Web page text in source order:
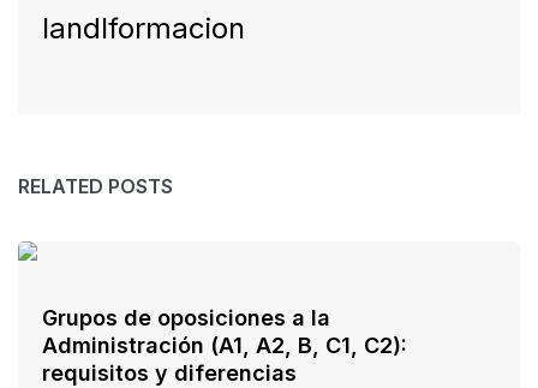
landlformacion
RELATED POSTS
Grupos de oposiciones a la
Administración (A1, A2, B, C1, C2):
requisitos y diferencias